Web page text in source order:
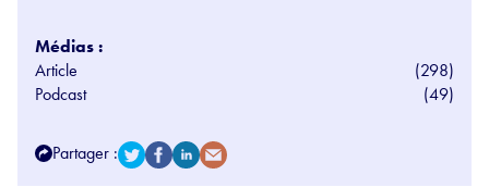
Médias :
Article
(298)
Podcast
(49)
Partager :